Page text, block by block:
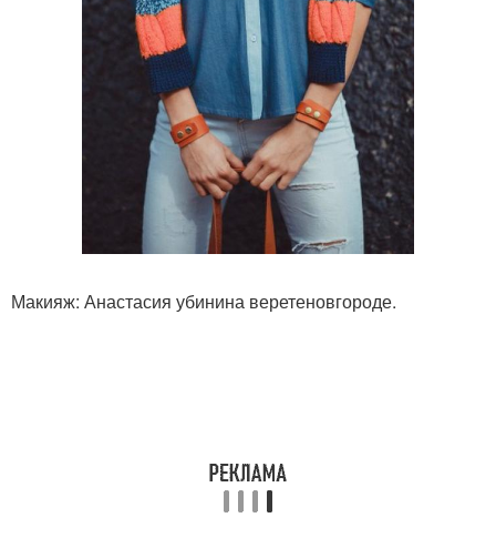
Макияж: Анастасия убинина веретеновгороде.